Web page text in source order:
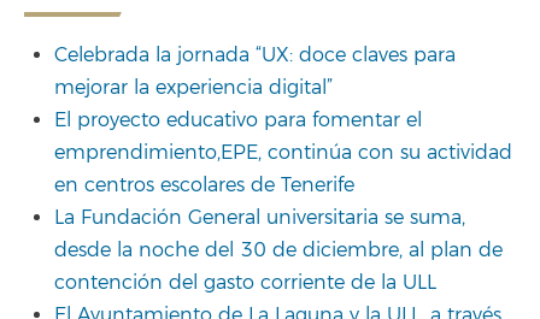
Celebrada la jornada “UX: doce claves para
mejorar la experiencia digital”
El proyecto educativo para fomentar el
emprendimiento,EPE, continúa con su actividad
en centros escolares de Tenerife
La Fundación General universitaria se suma,
desde la noche del 30 de diciembre, al plan de
contención del gasto corriente de la ULL